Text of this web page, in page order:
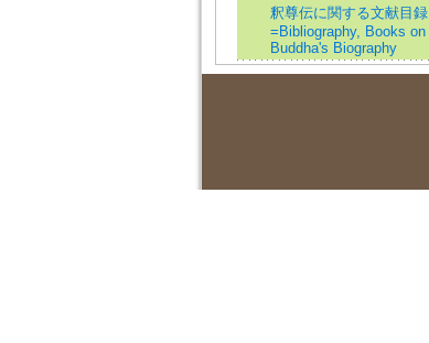
釈尊伝に関する文献目録
=Bibliography, Books on
Buddha's Biography